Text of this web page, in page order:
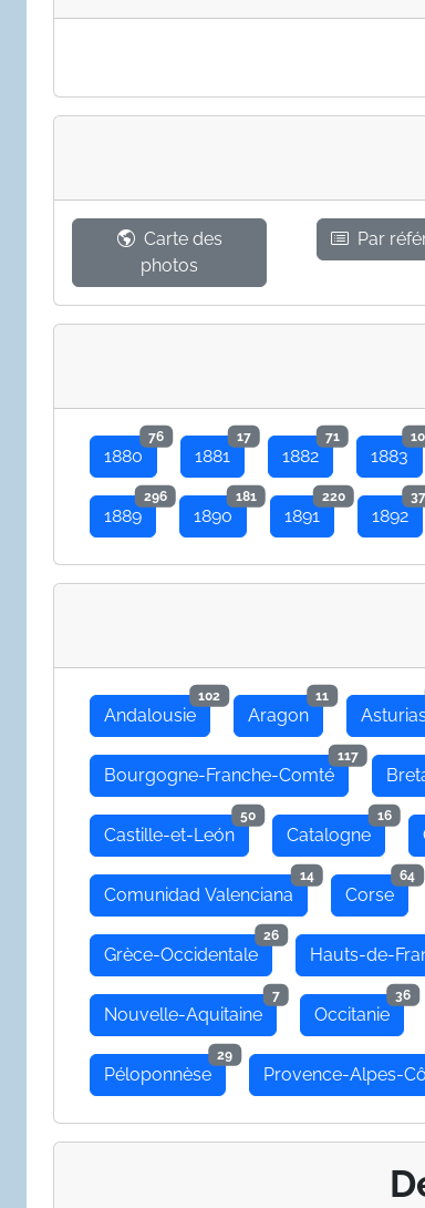
Carte des
photos
Par
1880
76
1881
17
1882
71
1883
1889
296
1890
181
1891
220
1892
Andalousie
102
Aragon
11
Asturias
Bourgogne-Franche-Comté
117
Castille-et-León
50
Catalogne
16
Comunidad Valenciana
14
Corse
64
Grèce-Occidentale
26
Hauts-de-
Nouvelle-Aquitaine
7
Occitanie
36
Péloponnèse
29
Provence-Alpes-